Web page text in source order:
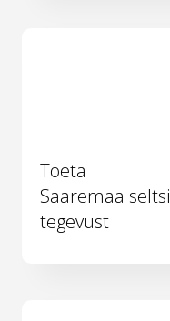
Toeta
Saaremaa seltsi
tegevust